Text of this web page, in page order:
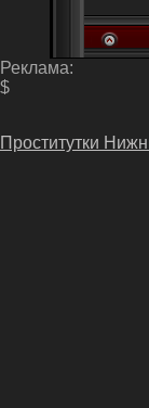
Реклама:
$
Проститутки